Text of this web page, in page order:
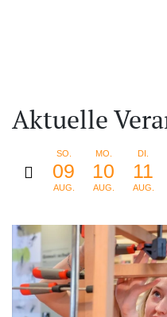
Aktuelle
SO.
09
AUG.
MO.
10
AUG.
DI.
11
AUG.